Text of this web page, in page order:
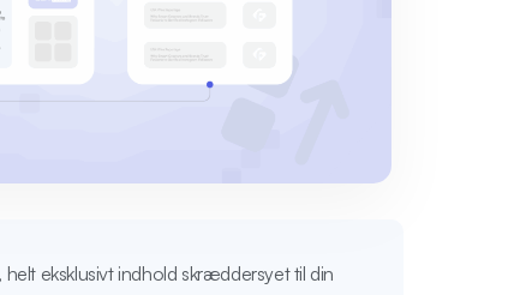
eksklusivt indhold skræddersyet til din